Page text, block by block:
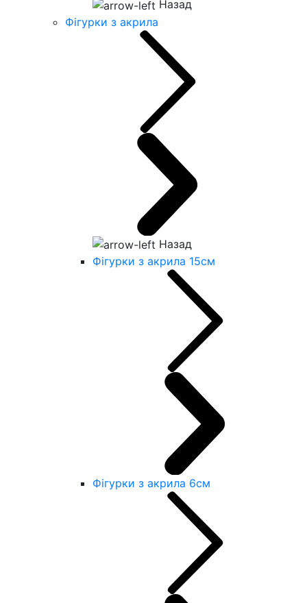
Назад
Фігурки з акрила
Назад
Фігурки з акрила 15см
Фігурки з акрила 6см